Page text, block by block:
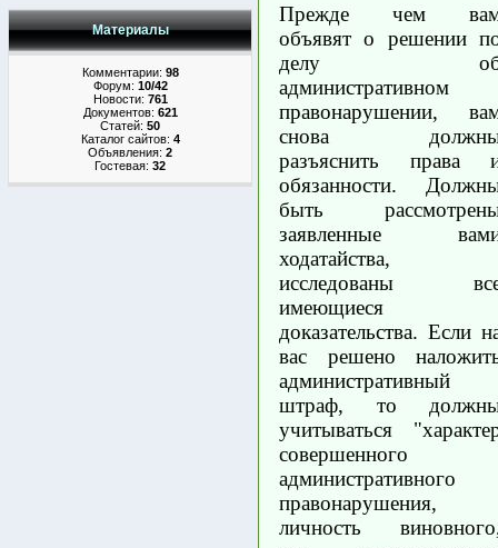
Материалы
Комментарии: 98
Форум: 10/42
Новости: 761
Документов: 621
Статей: 50
Каталог сайтов: 4
Объявления: 2
Гостевая: 32
Прежде чем
объявят о решении
делу
административном
правонарушении,
снова
разъяснить права
обязанности.
быть
заявленные
ходатайства,
исследованы
имеющиеся
доказательства. Если
вас решено
административный
штраф, то
учитываться
совершенного
административного
правонарушения,
личность